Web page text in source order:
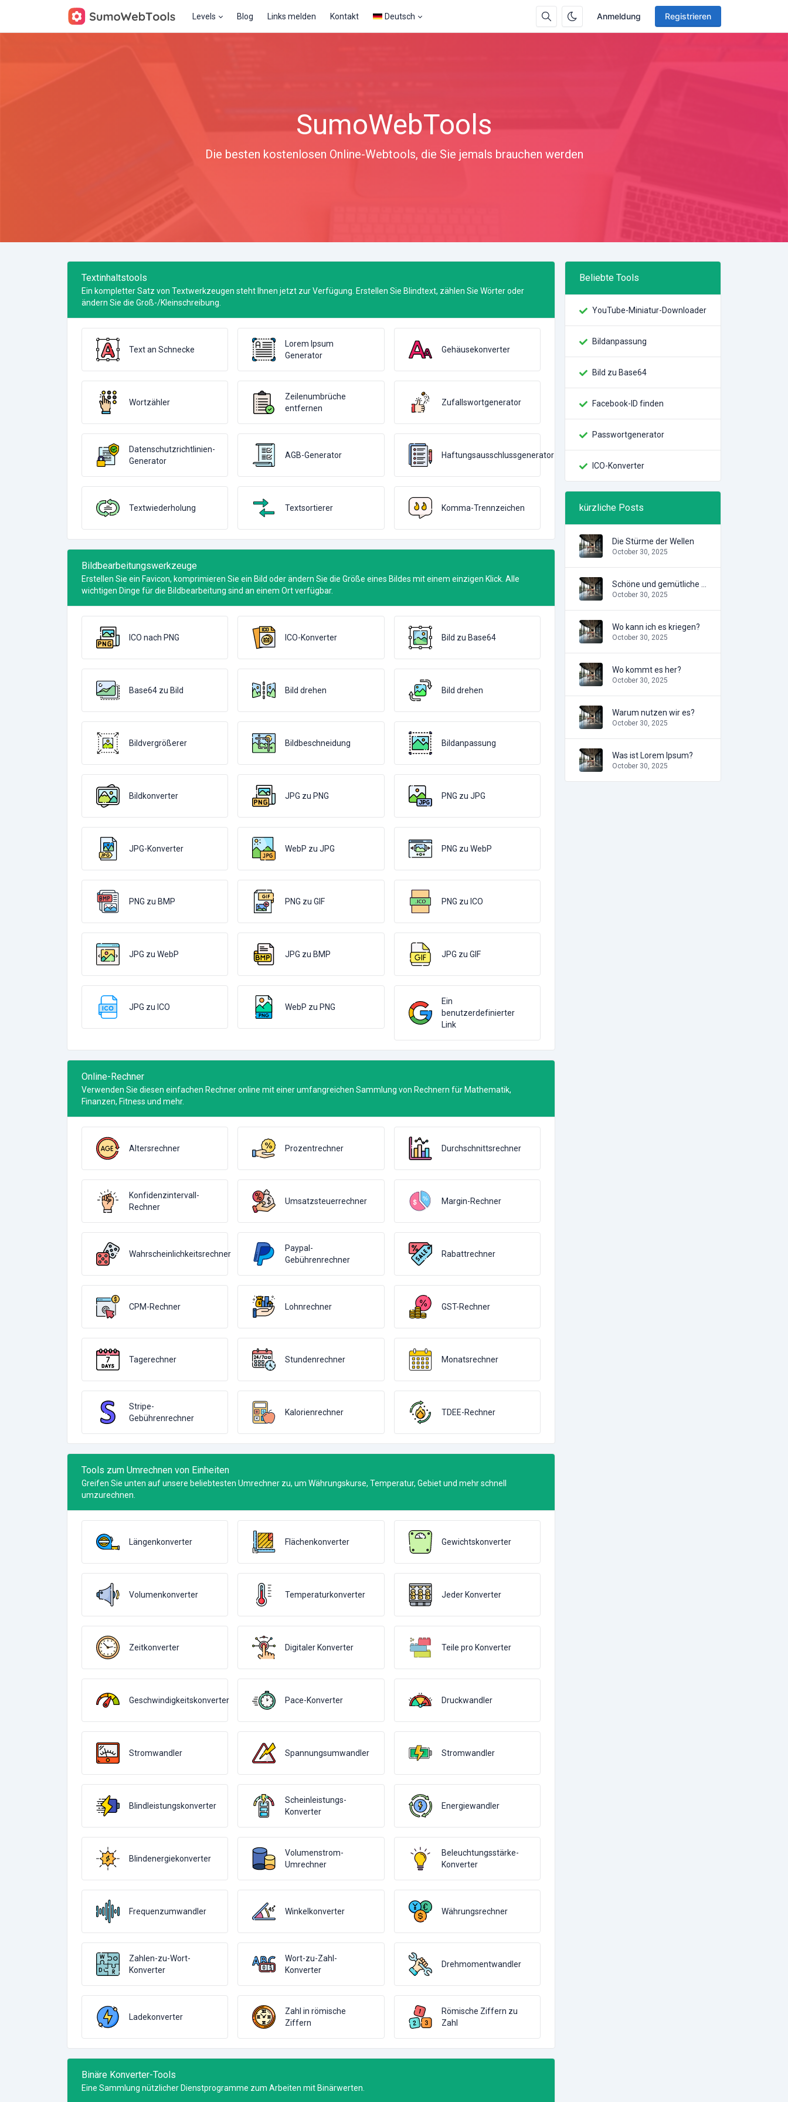
Anmeldung Registrieren
Levels Blog Links melden Kontakt Deutsch
SumoWebTools
Die besten kostenlosen Online-Webtools, die Sie jemals brauchen werden
Textinhaltstools
Ein kompletter Satz von Textwerkzeugen steht Ihnen jetzt zur Verfügung. Erstellen Sie Blindtext, zählen Sie Wörter oder
ändern Sie die Groß-/Kleinschreibung.
Text an Schnecke
Lorem Ipsum
Generator
Gehäusekonverter
Wortzähler
Zeilenumbrüche
entfernen
Zufallswortgenerator
Datenschutzrichtlinien-
Generator
AGB-Generator Haftungsausschlussgenerator
Textwiederholung Textsortierer Komma-Trennzeichen
Bildbearbeitungswerkzeuge
Erstellen Sie ein Favicon, komprimieren Sie ein Bild oder ändern Sie die Größe eines Bildes mit einem einzigen Klick. Alle
wichtigen Dinge für die Bildbearbeitung sind an einem Ort verfügbar.
ICO nach PNG ICO-Konverter Bild zu Base64
Base64 zu Bild Bild drehen Bild drehen
Bildvergrößerer Bildbeschneidung Bildanpassung
Bildkonverter JPG zu PNG PNG zu JPG
JPG-Konverter WebP zu JPG PNG zu WebP
PNG zu BMP PNG zu GIF PNG zu ICO
JPG zu WebP JPG zu BMP JPG zu GIF
JPG zu ICO WebP zu PNG
Ein
benutzerdefinierter
Link
Online-Rechner
Verwenden Sie diesen einfachen Rechner online mit einer umfangreichen Sammlung von Rechnern für Mathematik,
Finanzen, Fitness und mehr.
Altersrechner Prozentrechner Durchschnittsrechner
Konfidenzintervall-
Rechner
Umsatzsteuerrechner Margin-Rechner
Wahrscheinlichkeitsrechner
Paypal-
Gebührenrechner
Rabattrechner
CPM-Rechner Lohnrechner GST-Rechner
Tagerechner Stundenrechner Monatsrechner
Stripe-
Gebührenrechner
Kalorienrechner TDEE-Rechner
Tools zum Umrechnen von Einheiten
Greifen Sie unten auf unsere beliebtesten Umrechner zu, um Währungskurse, Temperatur, Gebiet und mehr schnell
umzurechnen.
Längenkonverter Flächenkonverter Gewichtskonverter
Volumenkonverter Temperaturkonverter Jeder Konverter
Zeitkonverter Digitaler Konverter Teile pro Konverter
Geschwindigkeitskonverter Pace-Konverter Druckwandler
Stromwandler Spannungsumwandler Stromwandler
Blindleistungskonverter
Scheinleistungs-
Konverter
Energiewandler
Blindenergiekonverter
Volumenstrom-
Umrechner
Beleuchtungsstärke-
Konverter
Frequenzumwandler Winkelkonverter Währungsrechner
Zahlen-zu-Wort-
Konverter
Wort-zu-Zahl-
Konverter
Drehmomentwandler
Ladekonverter
Zahl in römische
Ziffern
Römische Ziffern zu
Zahl
Binäre Konverter-Tools
Eine Sammlung nützlicher Dienstprogramme zum Arbeiten mit Binärwerten.
Beliebte Tools
YouTube-Miniatur-Downloader
Bildanpassung
Bild zu Base64
Facebook-ID finden
Passwortgenerator
ICO-Konverter
kürzliche Posts
Die Stürme der Wellen
October 30, 2025
October 30, 2025
Wo kann ich es kriegen?
October 30, 2025
Wo kommt es her?
October 30, 2025
Warum nutzen wir es?
October 30, 2025
Was ist Lorem Ipsum?
October 30, 2025